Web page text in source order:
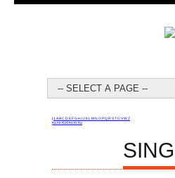
[1 ABCDEFGHI JKL MNOPQRSTÜVWZ
KaKeKiKlKoKrKu